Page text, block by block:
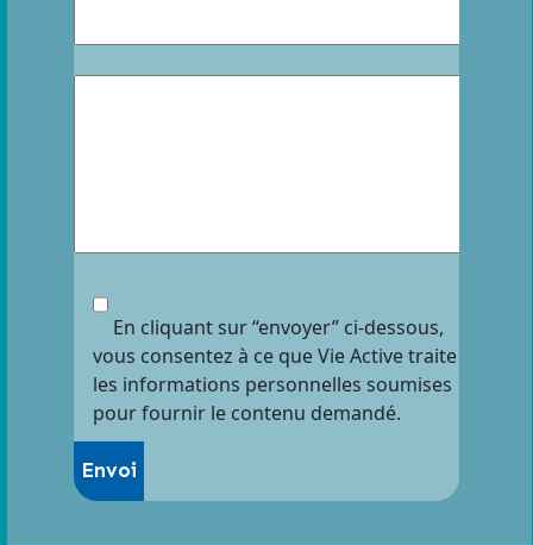
En cliquant sur “envoyer” ci-dessous,
vous consentez à ce que Vie Active traite
les informations personnelles soumises
pour fournir le contenu demandé.